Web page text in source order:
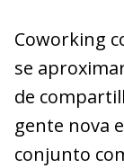
Coworking
se
de
gente nova
conjunto